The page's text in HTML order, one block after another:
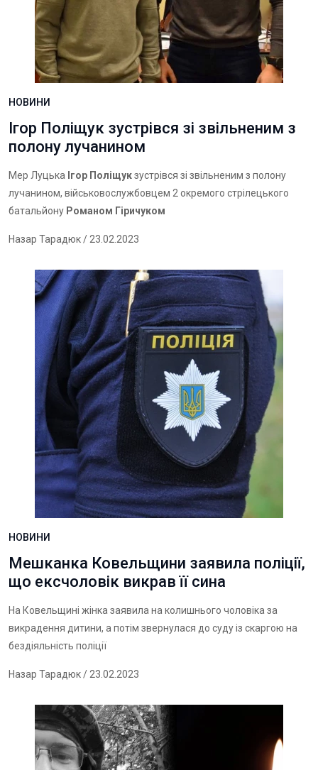
НОВИНИ
Ігор Поліщук зустрівся зі звільненим з
полону лучанином
Мер Луцька Ігор Поліщукзустрівся зі звільненим з полону
лучанином, військовослужбовцем 2 окремого стрілецького
батальйону Романом Гіричуком
Назар Тарадюк/ 23.02.2023
НОВИНИ
Мешканка Ковельщини заявила поліції,
що ексчоловік викрав її сина
На Ковельщині жінка заявила на колишнього чоловіка за
викрадення дитини, а потім звернулася до суду із скаргою на
бездіяльність поліції
Назар Тарадюк/ 23.02.2023